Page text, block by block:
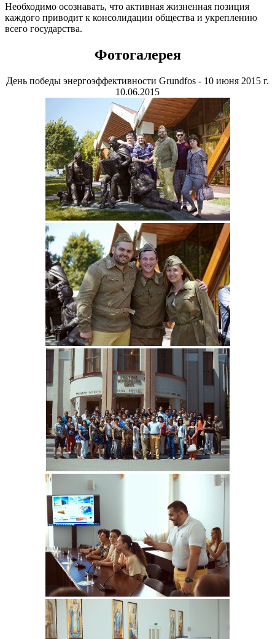
Необходимо осознавать, что активная жизненная позиция
каждого приводит к консолидации общества и укреплению
всего государства.
Фотогалерея
День победы энергоэффективности Grundfos - 10 июня 2015 г.
10.06.2015